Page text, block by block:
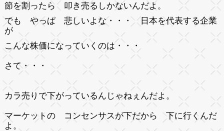
節を割ったら 叩き売るしかないんだよ。
でも やっぱ 悲しいよな・・・ 日本を代表する企業
が
こんな株価になっていくのは・・・
さて・・・
カラ売りで下がっているんじゃねぇんだよ。
マーケットの コンセンサスが下だから 下に行くんだ
よ。